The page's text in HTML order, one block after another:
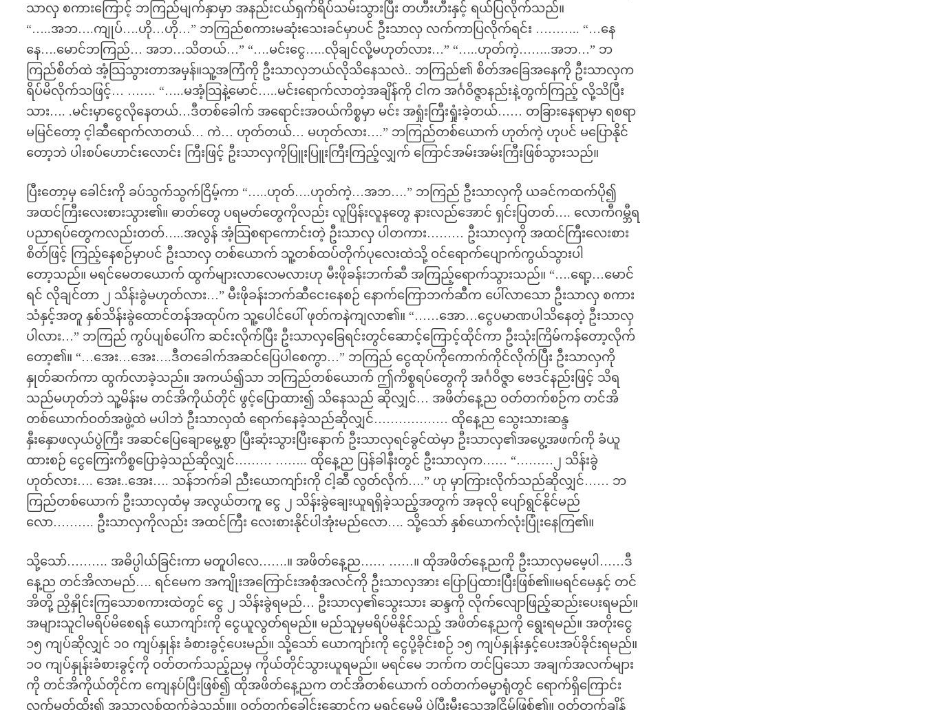
သာလှ စကားကြောင့် ဘကြည်မျက်နှာမှာ အနည်းငယ်ရှက်ရိပ်သမ်းသွားပြီး တဟီးဟီးနှင့် ရယ်ပြလိုက်သည်။
“…..အဘ….ကျုပ်….ဟို…ဟို…” ဘကြည်စကားမဆုံးသေးခင်မှာပင် ဦးသာလှ လက်ကာပြလိုက်ရင်း ……….. “…နေ
နေ….မောင်ဘကြည်… အဘ…သိတယ်…” “….မင်းငွေ…..လိုချင်လို့မဟုတ်လား…” “…..ဟုတ်ကဲ့……..အဘ…” ဘ
ကြည်စိတ်ထဲ အံ့သြသွားတာအမှန်။သူ့အကြံကို ဦးသာလှဘယ်လိုသိနေသလဲ.. ဘကြည်၏ စိတ်အခြေအနေကို ဦးသာလှက
ရိပ်မိလိုက်သဖြင့်… ……. “…..မအံ့သြနဲ့မောင်…..မင်းရောက်လာတဲ့အချိန်ကို ငါက အင်္ဂဝိဇ္ဇာနည်းနဲ့တွက်ကြည့် လို့သိပြီး
သား…. .မင်းမှာငွေလိုနေတယ်…ဒီတစ်ခေါက် အရောင်းအဝယ်ကိစ္စမှာ မင်း အရှုံးကြီးရှုံးခဲ့တယ်…… တခြားနေရာမှာ ရစရာ
မမြင်တော့ င့ါဆီရောက်လာတယ်… ကဲ… ဟုတ်တယ်… မဟုတ်လား….” ဘကြည်တစ်ယောက် ဟုတ်ကဲ့ ဟုပင် မပြောနိုင်
တော့ဘဲ ပါးစပ်ဟောင်းလောင်း ကြီးဖြင့် ဦးသာလှကိုပြူးပြူးကြီးကြည့်လျှက် ကြောင်အမ်းအမ်းကြီးဖြစ်သွားသည်။
ပြီးတော့မှ ခေါင်းကို ခပ်သွက်သွက်ငြိမ့်ကာ “…..ဟုတ်….ဟုတ်ကဲ့…အဘ….” ဘကြည် ဦးသာလှကို ယခင်ကထက်ပို၍
အထင်ကြီးလေးစားသွား၏။ ဓာတ်တွေ ပရမတ်တွေကိုလည်း လူပြိန်းလူနတွေ နားလည်အောင် ရှင်းပြတတ်…. လောကီဂမ္ဘီရ
ပညာရပ်တွေကလည်းတတ်…..အလွန် အံ့သြစရာကောင်းတဲ့ ဦးသာလှ ပါတကား……… ဦးသာလှကို အထင်ကြီးလေးစား
စိတ်ဖြင့် ကြည့်နေစဉ်မှာပင် ဦးသာလှ တစ်ယောက် သူ့တစ်ထပ်တိုက်ပုလေးထဲသို့ ဝင်ရောက်ပျောက်ကွယ်သွားပါ
တော့သည်။ မရင်မေတယောက် ထွက်များလာလေမလားဟု မီးဖိုခန်းဘက်ဆီ အကြည့်ရောက်သွားသည်။ “….ရော့…မောင်
ရင် လိုချင်တာ ၂ သိန်းခွဲမဟုတ်လား…” မီးဖိုခန်းဘက်ဆီငေးနေစဉ် နောက်ကြောဘက်ဆီက ပေါ်လာသော ဦးသာလှ စကား
သံနှင့်အတူ နှစ်သိန်းခွဲထောင်တန်အထုပ်က သူ့ပေါင်ပေါ် ဖုတ်ကနဲကျလာ၏။ “……အော…ငွေပမာဏပါသိနေတဲ့ ဦးသာလှ
ပါလား…” ဘကြည် ကွပ်ပျစ်ပေါ်က ဆင်းလိုက်ပြီး ဦးသာလှခြေရင်းတွင်ဆောင့်ကြောင့်ထိုင်ကာ ဦးသုံးကြိမ်ကန်တော့လိုက်
တော့၏။ “…အေး…အေး….ဒီတခေါက်အဆင်ပြေပါစေကွာ…” ဘကြည် ငွေထုပ်ကိုကောက်ကိုင်လိုက်ပြီး ဦးသာလှကို
နှုတ်ဆက်ကာ ထွက်လာခဲ့သည်။ အကယ်၍သာ ဘကြည်တစ်ယောက် ဤကိစ္စရပ်တွေကို အင်္ဂဝိဇ္ဇာ ဗေဒင်နည်းဖြင့် သိရ
သည်မဟုတ်ဘဲ သူ့မိန်းမ တင်အိကိုယ်တိုင် ဖွင့်ပြောထား၍ သိနေသည် ဆိုလျှင်… အဖိတ်နေ့ည ဝတ်တက်စဉ်က တင်အိ
တစ်ယောက်ဝတ်အဖွဲ့ထဲ မပါဘဲ ဦးသာလှထံ ရောက်နေခဲ့သည်ဆိုလျှင်……………… ထိုနေ့ည သွေးသားဆန္ဒ
နှီးနှောဖလှယ်ပွဲကြီး အဆင်ပြေချောမွေ့စွာ ပြီးဆုံးသွားပြီးနောက် ဦးသာလှရင်ခွင်ထဲမှာ ဦးသာလှ၏အပွေ့အဖက်ကို ခံယူ
ထားစဉ် ငွေကြေးကိစ္စပြောခဲ့သည်ဆိုလျှင်……… …….. ထိုနေ့ည ပြန်ခါနီးတွင် ဦးသာလှက…… “………၂ သိန်းခွဲ
ဟုတ်လား…. အေး..အေး…. သန်ဘက်ခါ ညီးယောကျာ်းကို ငါ့ဆီ လွတ်လိုက်….” ဟု မှာကြားလိုက်သည်ဆိုလျှင်…… ဘ
ကြည်တစ်ယောက် ဦးသာလှထံမှ အလွယ်တကူ ငွေ ၂ သိန်းခွဲချေးယူရရှိခဲ့သည့်အတွက် အခုလို ပျော်ရွင်နိုင်မည်
လော………. ဦးသာလှကိုလည်း အထင်ကြီး လေးစားနိုင်ပါအုံးမည်လော…. သို့သော် နှစ်ယောက်လုံးပြုံးနေကြ၏။
သို့သော်………. အဓိပ္ပါယ်ခြင်းကာ မတူပါလေ…….။ အဖိတ်နေ့ည…… ……။ ထိုအဖိတ်နေ့ညကို ဦးသာလှမမေ့ပါ……ဒီ
နေ့ည တင်အိလာမည်…. ရင်မေက အကျိုးအကြောင်းအစုံအလင်ကို ဦးသာလှအား ပြောပြထားပြီးဖြစ်၏။မရင်မေနှင့် တင်
အိတို့ ညှိနှိုင်းကြသောစကားထဲတွင် ငွေ ၂ သိန်းခွဲရမည်… ဦးသာလှ၏သွေးသား ဆန္ဒကို လိုက်လျောဖြည့်ဆည်းပေးရမည်။
အများသူငါမရိပ်မိစေရန် ယောကျာ်းကို ငွေယူလွတ်ရမည်။ မည်သူမှမရိပ်မိနိုင်သည့် အဖိတ်နေ့ညကို ရွေးရမည်။ အတိုးငွေ
၁၅ ကျပ်ဆိုလျှင် ၁၀ ကျပ်နှုန်း ခံစားခွင့်ပေးမည်။ သို့သော် ယောကျာ်းကို ငွေပို့ခိုင်းစဉ် ၁၅ ကျပ်နှုန်းနှင့်ပေးအပ်ခိုင်းရမည်။
၁၀ ကျပ်နှုန်းခံစားခွင့်ကို ဝတ်တက်သည့်ညမှ ကိုယ်တိုင်သွားယူရမည်။ မရင်မေ ဘက်က တင်ပြသော အချက်အလက်များ
ကို တင်အိကိုယ်တိုင်က ကျေနပ်ပြီးဖြစ်၍ ထိုအဖိတ်နေ့ညက တင်အိတစ်ယောက် ဝတ်တက်ဓမ္မာရုံတွင် ရောက်ရှိကြောင်း
လက်မှတ်ထိုး၍ အသာလစ်ထွက်ခဲ့သည်။။ ဝတ်တက်ခေါင်းဆောင်က မရင်မေမို့ ပွဲပြီးမီးသေအငြိမ်ဖြစ်၏။ ဝတ်တက်ချိန်